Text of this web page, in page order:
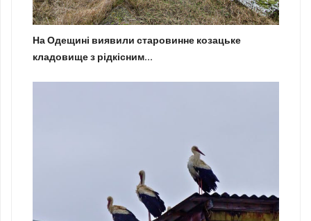
На Одещині виявили старовинне козацьке
кладовище з рідкісним...